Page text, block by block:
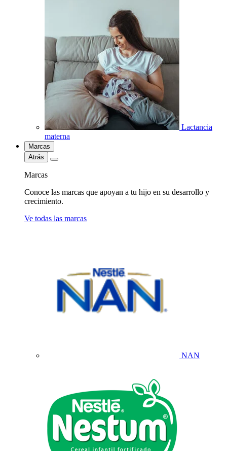
Lactancia
materna
Marcas
Atrás
Marcas
Conoce las marcas que apoyan a tu hijo en su desarrollo y
crecimiento.
Ve todas las marcas
NAN